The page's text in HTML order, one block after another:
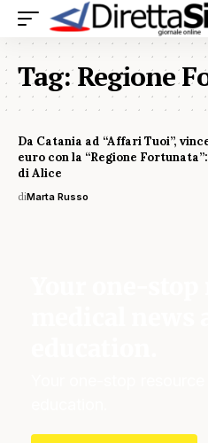
Tag:Regione
Da Catania ad “Affari Tuoi”,
euro con la “Regione
di Alice
diMarta Russo